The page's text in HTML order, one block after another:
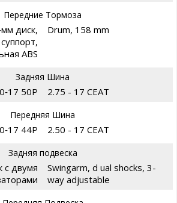
Передние Тормоза
диск,
ABS
Drum, 158 mm
Задняя Шина
50P 2.75 - 17 CEAT
Передняя Шина
44P 2.50 - 17 CEAT
Задняя подвеска
с двумя
Swingarm, d ual shocks, 3-
way adjustable